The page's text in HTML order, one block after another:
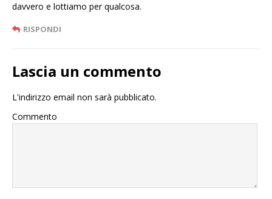
davvero e lottiamo per qualcosa.
RISPONDI
Lascia un commento
L'indirizzo email non sarà pubblicato.
Commento